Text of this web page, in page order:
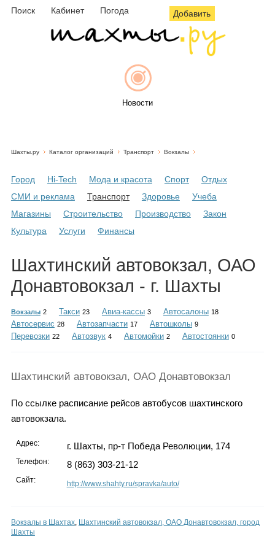
Поиск Кабинет Погода Добавить
Новости
Объявления
Инфо
Шахты.ру Каталог организаций Транспорт Вокзалы
Город Hi-Tech Мода и красота Спорт
Отдых
СМИ и реклама
Транспорт Здоровье
Учеба
Магазины
Строительство Производство
Закон
Культура
Услуги Финансы
Шахтинский автовокзал, ОАО
Донавтовокзал - г. Шахты
Вокзалы 2 Такси 23 Авиа-кассы 3 Автосалоны 18
Автосервис 28 Автозапчасти 17 Автошколы 9
Перевозки 22 Автозвук 4 Автомойки 2 Автостоянки 0
Шахтинский автовокзал, ОАО Донавтовокзал
По ссылке расписание рейсов автобусов шахтинского
автовокзала.
Адрес: г. Шахты, пр-т Победа Революции, 174
Телефон: 8 (863) 303-21-12
Сайт: http://www.shahty.ru/spravka/auto/
Вокзалы в Шахтах, Шахтинский автовокзал, ОАО Донавтовокзал, город
Шахты